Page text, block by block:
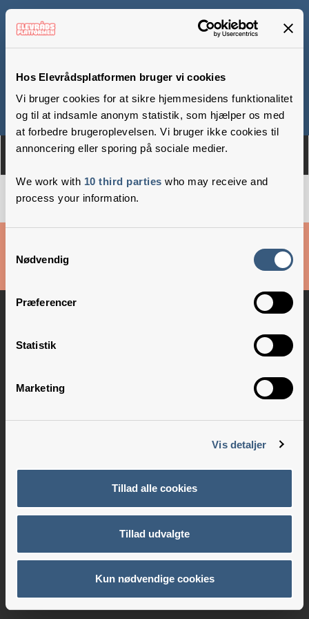
Hos Elevrådsplatformen bruger vi cookies
Vi bruger cookies for at sikre hjemmesidens funktionalitet
og til at indsamle anonym statistik, som hjælper os med
at forbedre brugeroplevelsen. Vi bruger ikke cookies til
annoncering eller sporing på sociale medier.
We work with 10 third parties who may receive and
process your information.
Nødvendig
Præferencer
Statistik
Marketing
Vis detaljer
Tillad alle cookies
Tillad udvalgte
Kun nødvendige cookies
Om Medlemmer